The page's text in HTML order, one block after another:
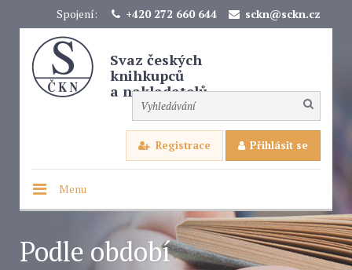
Spojení: +420 272 660 644 sckn@sckn.cz
Svaz českých
knihkupců
a nakladatelů
Registrace Přihlásit se
Menu
Podle období